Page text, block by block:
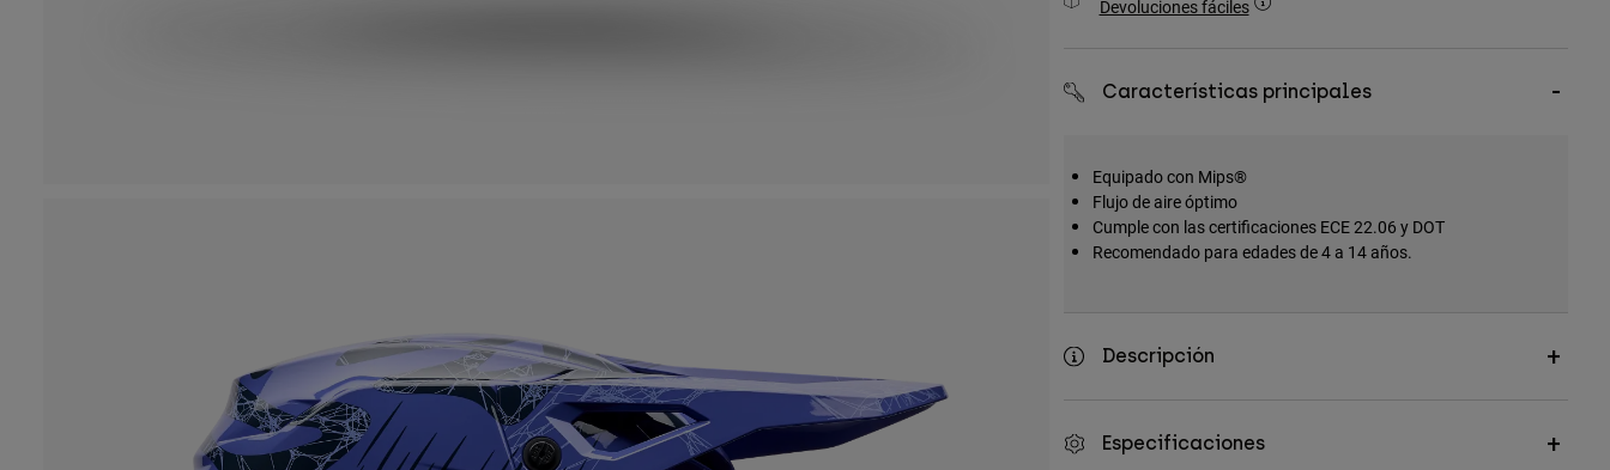
Devoluciones fáciles
Características principales
Equipado con Mips®
Flujo de aire óptimo
Cumple con las certificaciones ECE 22.06 y DOT
Recomendado para edades de 4 a 14 años.
Descripción
Especificaciones